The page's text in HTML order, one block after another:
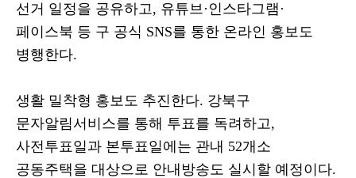
선거 일정을 공유하고, 유튜브· 인스타그램 ·
페이스북 등 구 공식 SNS를 통한 온라인 홍보도
병행한다.
생활 밀착형 홍보도 추진한다. 강북구
문자알림서비스를 통해 투표를 독려하고,
사전투표일과 본투표일에는 관내 52개소
공동주택을 대상으로 안내방송도 실시할 예정이다.